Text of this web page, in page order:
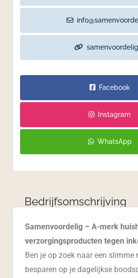
Facebook
Instagram
WhatsApp
Bedrijfsomschrijving
Samenvoordelig – A-merk
verzorgingsproducten tegen
Ben je op zoek naar een slimme
besparen op je dagelijkse